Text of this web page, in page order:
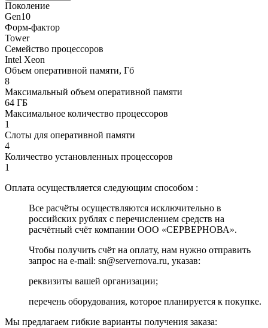
Поколение
Gen10
Форм-фактор
Tower
Семейство процессоров
Intel Xeon
Объем оперативной памяти, Гб
8
Максимальный объем оперативной памяти
64 ГБ
Максимальное количество процессоров
1
Слоты для оперативной памяти
4
Количество установленных процессоров
1
Оплата осуществляется следующим способом :
Все расчёты осуществляются исключительно в
российских рублях с перечислением средств на
расчётный счёт компании ООО «СЕРВЕРНОВА».
Чтобы получить счёт на оплату, нам нужно отправить
запрос на e-mail: sn@servernova.ru, указав:
реквизиты вашей организации;
перечень оборудования, которое планируется к покупке.
Мы предлагаем гибкие варианты получения заказа: